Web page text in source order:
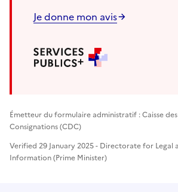
Je donne mon avis
Émetteur du formulaire administratif : Caisse
Consignations (CDC)
Verified 29 January 2025 - Directorate for Legal
Information (Prime Minister)